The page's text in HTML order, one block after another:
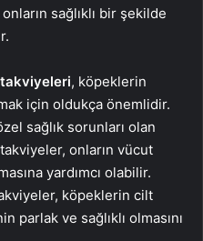
sağlıklı bir şekilde
, köpeklerin
için oldukça önemlidir.
sağlık sorunları olan
onların vücut
yardımcı olabilir.
köpeklerin cilt
parlak ve sağlıklı olmasını